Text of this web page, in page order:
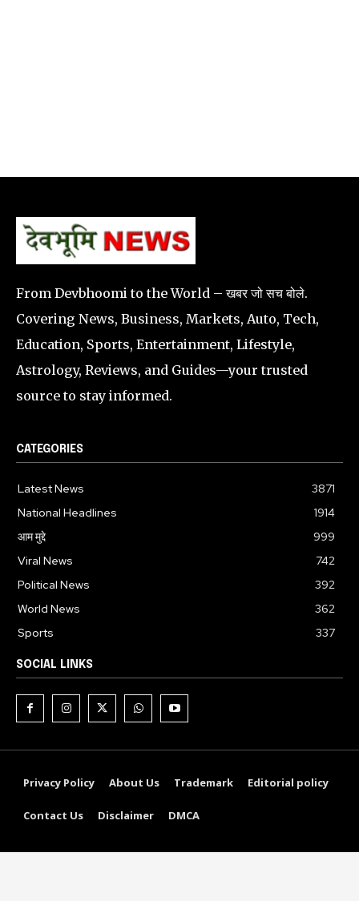
From Devbhoomi to the World – खबर जो सच बोले.
Covering News, Business, Markets, Auto, Tech,
Education, Sports, Entertainment, Lifestyle,
Astrology, Reviews, and Guides—your trusted
source to stay informed.
CATEGORIES
Latest News
3871
National Headlines
1914
आम मुद्दे
999
Viral News
742
Political News
392
World News
362
Sports
337
SOCIAL LINKS
Privacy Policy About Us Trademark Editorial policy
Contact Us Disclaimer DMCA